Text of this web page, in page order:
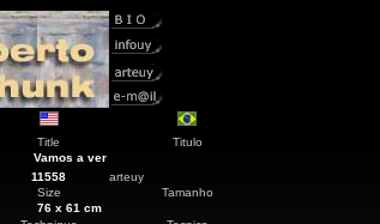
Title
Titulo
Vamos a ver
11558
arteuy
Size
Tamanho
76 x 61 cm